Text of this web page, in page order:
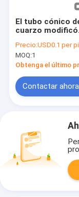
El tubo cónico
cuarzo modificó
para requisitos
particulares
Precio:USD0.1 per
MOQ:1
Obtenga el último
Contactar ahora